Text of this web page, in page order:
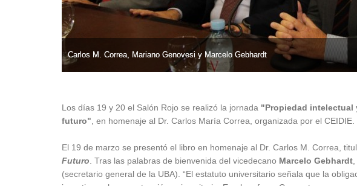
Carlos M. Correa, Mariano Genovesi y Marcelo Gebhardt
Carlos M. Correa, Mariano Genovesi y Marcelo Gebhardt
Los días 19 y 20 el Salón Rojo se realizó la jornada "Propiedad intelectual
futuro" , en homenaje al Dr. Carlos María Correa, organizada por el CEIDIE.
El 19 de marzo se presentó el libro en homenaje al Dr. Carlos M. Correa,
Futuro . Tras las palabras de bienvenida del vicedecano Marcelo Gebhardt
(secretario general de la UBA). “El estatuto universitario señala que la